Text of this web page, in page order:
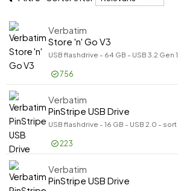
Vis kun
Vis kun
På lager
Producent
Producent
SanDisk
Kingston
Verbatim
Vis flere
Kapacitet
Kapacitet
Verbatim
Store 'n' Go V3
USB flashdrive - 64 GB - USB 3.2 Gen 1
756
Verbatim
PinStripe USB Drive
USB flashdrive - 16 GB - USB 2.0 - sort
223
Verbatim
PinStripe USB Drive